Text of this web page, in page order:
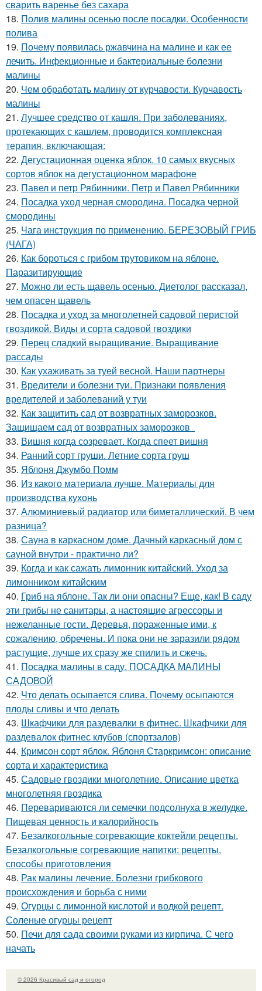
сварить варенье без сахара
18. Полив малины осенью после посадки. Особенности
полива
19. Почему появилась ржавчина на малине и как ее
лечить. Инфекционные и бактериальные болезни
малины
20. Чем обработать малину от курчавости. Курчавость
малины
21. Лучшее средство от кашля. При заболеваниях,
протекающих с кашлем, проводится комплексная
терапия, включающая:
22. Дегустационная оценка яблок. 10 самых вкусных
сортов яблок на дегустационном марафоне
23. Павел и петр Рябинники. Петр и Павел Рябинники
24. Посадка уход черная смородина. Посадка черной
смородины
25. Чага инструкция по применению. БЕРЕЗОВЫЙ ГРИБ
(ЧАГА)
26. Как бороться с грибом трутовиком на яблоне.
Паразитирующие
27. Можно ли есть щавель осенью. Диетолог рассказал,
чем опасен щавель
28. Посадка и уход за многолетней садовой перистой
гвоздикой. Виды и сорта садовой гвоздики
29. Перец сладкий выращивание. Выращивание
рассады
30. Как ухаживать за туей весной. Наши партнеры
31. Вредители и болезни туи. Признаки появления
вредителей и заболеваний у туи
32. Как защитить сад от возвратных заморозков.
Защищаем сад от возвратных заморозков
33. Вишня когда созревает. Когда спеет вишня
34. Ранний сорт груши. Летние сорта груш
35. Яблоня Джумбо Помм
36. Из какого материала лучше. Материалы для
производства кухонь
37. Алюминиевый радиатор или биметаллический. В чем
разница?
38. Сауна в каркасном доме. Дачный каркасный дом с
сауной внутри - практично ли?
39. Когда и как сажать лимонник китайский. Уход за
лимонником китайским
40. Гриб на яблоне. Так ли они опасны? Еще, как! В саду
эти грибы не санитары, а настоящие агрессоры и
нежеланные гости. Деревья, пораженные ими, к
сожалению, обречены. И пока они не заразили рядом
растущие, лучше их сразу же спилить и сжечь.
41. Посадка малины в саду. ПОСАДКА МАЛИНЫ
САДОВОЙ
42. Что делать осыпается слива. Почему осыпаются
плоды сливы и что делать
43. Шкафчики для раздевалки в фитнес. Шкафчики для
раздевалок фитнес клубов (спортзалов)
44. Кримсон сорт яблок. Яблоня Старкримсон: описание
сорта и характеристика
45. Садовые гвоздики многолетние. Описание цветка
многолетняя гвоздика
46. Перевариваются ли семечки подсолнуха в желудке.
Пищевая ценность и калорийность
47. Безалкогольные согревающие коктейли рецепты.
Безалкогольные согревающие напитки: рецепты,
способы приготовления
48. Рак малины лечение. Болезни грибкового
происхождения и борьба с ними
49. Огурцы с лимонной кислотой и водкой рецепт.
Соленые огурцы рецепт
50. Печи для сада своими руками из кирпича. С чего
начать
© 2026 Красивый сад и огород